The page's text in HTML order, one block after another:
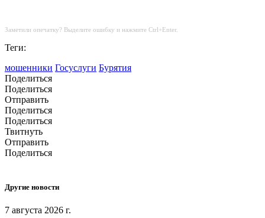
Заметили опечатку? Выделите ошибку и нажмите Ctrl+Enter.
Теги:
мошенники Госуслуги Бурятия
Поделиться
Поделиться
Отправить
Поделиться
Поделиться
Твитнуть
Отправить
Поделиться
Другие новости
7 августа 2026 г.